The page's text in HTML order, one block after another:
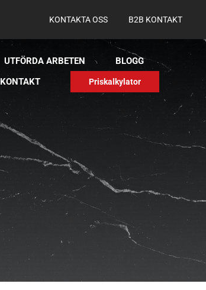
KONTAKTA OSS B2B KONTAKT
UTFÖRDA ARBETEN
BLOGG
KONTAKT
Priskalkylator